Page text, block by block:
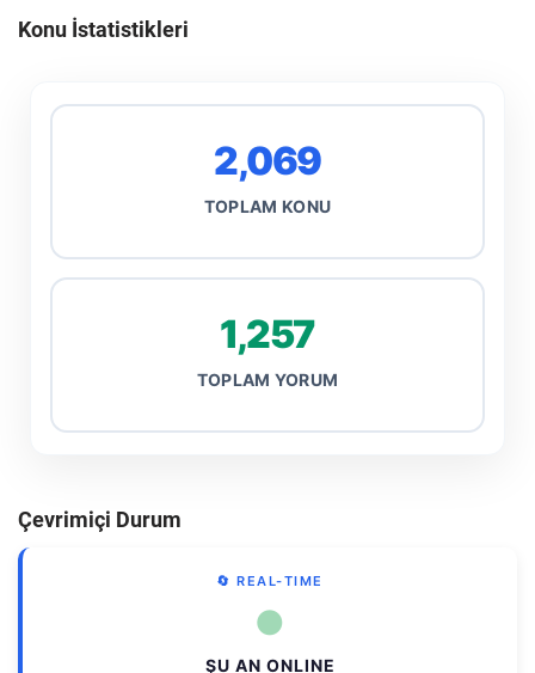
Konu İstatistikleri
2,069
TOPLAM KONU
1,257
TOPLAM YORUM
Çevrimiçi Durum
🔄 REAL-TIME
●
ŞU AN ONLINE